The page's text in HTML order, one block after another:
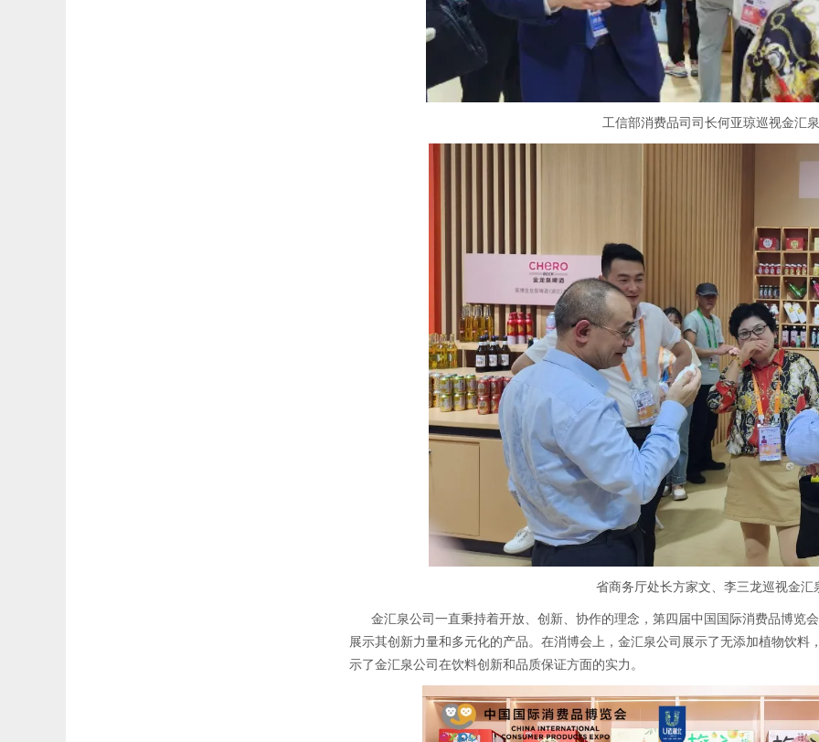
工信部消费品司司长何亚琼巡视金汇
省商务厅处长方家文、李三龙巡视金汇
金汇泉公司一直秉持着开放、创新、协作的理念，第四届中国国际消费品博览
展示其创新力量和多元化的产品。在消博会上，金汇泉公司展示了无添加植物饮
示了金汇泉公司在饮料创新和品质保证方面的实力。